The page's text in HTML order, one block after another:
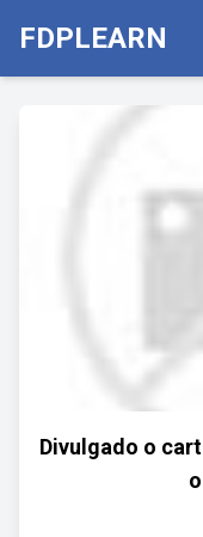
FDPLEARN
Divulgado o